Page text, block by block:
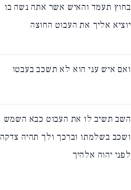
בחוץ תעמד והאיש אשר אתה נשה בו
יוציא אליך את העבוט החוצה
ואם איש עני הוא לא תשכב בעבטו
השב תשיב לו את העבוט כבא השמש
ושכב בשלמתו וברכך ולך תהיה צדקה
לפני יהוה אלהיך